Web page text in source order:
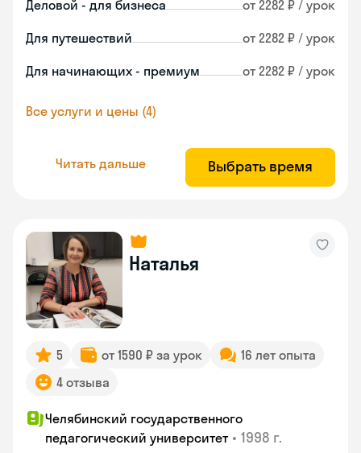
Деловой - для бизнеса от 2282 ₽ / урок
Для путешествий от 2282 ₽ / урок
Для начинающих - премиум от 2282 ₽ / урок
Все услуги и цены (4)
Читать дальше Выбрать время
Наталья
5 от 1590 ₽ за урок
16 лет опыта
4 отзыва
Челябинский государственного
педагогический университет • 1998 г.